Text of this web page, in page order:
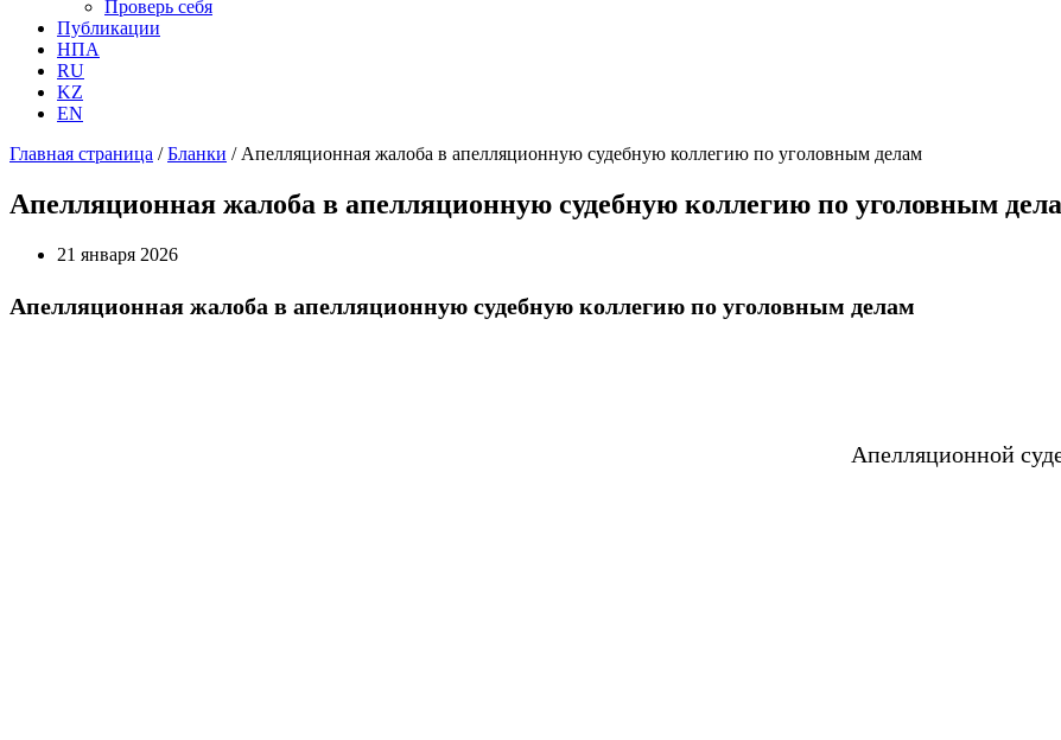
Проверь себя
Публикации
НПА
RU
KZ
EN
Главная страница /Бланки / Апелляционная жалоба в апелляционную судебную коллегию по уголовным делам
Апелляционная жалоба в апелляционную судебную коллегию по уголовным
21 января 2026
Апелляционная жалоба в апелляционную судебную коллегию по уголовным делам
Апелляционной